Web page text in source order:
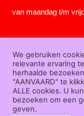
van maandag t/m
ons|Bedrijfsgegevens
ending| Retourneren|
We gebruiken
relevante ervaring
herhaalde
"AANVAARD" te
ALLE cookies. U
bezoeken om een
geven.